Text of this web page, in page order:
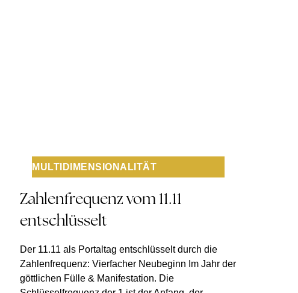
MULTIDIMENSIONALITÄT
Zahlenfrequenz vom 11.11
entschlüsselt
Der 11.11 als Portaltag entschlüsselt durch die
Zahlenfrequenz: Vierfacher Neubeginn Im Jahr der
göttlichen Fülle & Manifestation. Die